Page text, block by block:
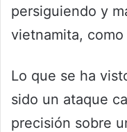
persiguiendo y
vietnamita,
Lo que se ha
sido un ataque
precisión sobre